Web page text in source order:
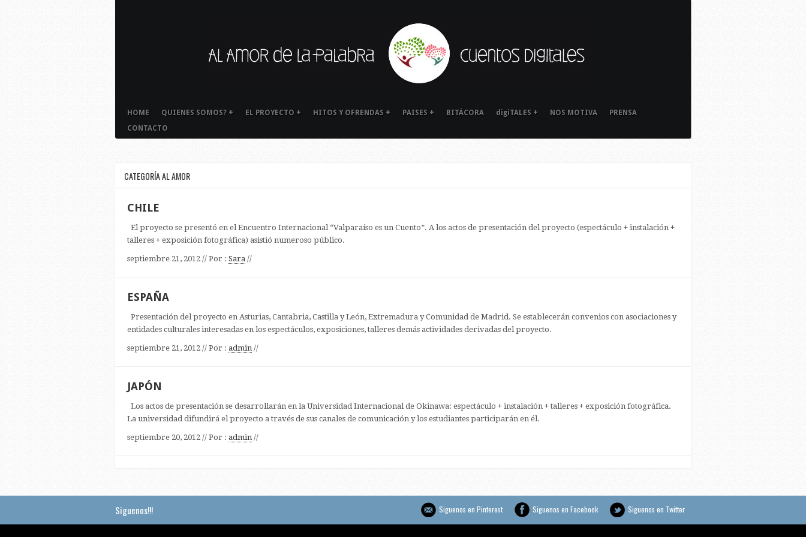
HOME QUIENES SOMOS? + EL PROYECTO + HITOS Y OFRENDAS + PAISES + BITÁCORA digiTALES + NOS MOTIVA
PRENSA
CONTACTO
CATEGORÍA AL AMOR
CHILE
El proyecto se presentó en el Encuentro Internacional “Valparaíso es un Cuento”. A los actos de presentación del proyecto (espectáculo + instalación +
talleres + exposición fotográfica) asistió numeroso público.
septiembre 21, 2012 // Por : Sara //
ESPAÑA
Presentación del proyecto en Asturias, Cantabria, Castilla y León, Extremadura y Comunidad de Madrid. Se establecerán convenios con asociaciones y
entidades culturales interesadas en los espectáculos, exposiciones, talleres demás actividades derivadas del proyecto.
septiembre 21, 2012 // Por : admin //
JAPÓN
Los actos de presentación se desarrollarán en la Universidad Internacional de Okinawa: espectáculo + instalación + talleres + exposición fotográfica.
La universidad difundirá el proyecto a través de sus canales de comunicación y los estudiantes participarán en él.
septiembre 20, 2012 // Por : admin //
Siguenos!!! Siguenos en Pinterest Siguenos en Facebook Siguenos en Twitter